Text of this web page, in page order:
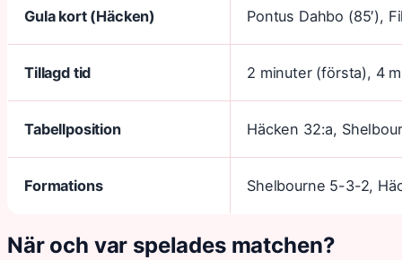
Gula kort (Häcken) Pontus Dahbo (85′),
Tillagd tid 2 minuter (första), 4
Tabellposition Häcken 32:a,
Formations Shelbourne 5-3-2,
När och var spelades matchen?